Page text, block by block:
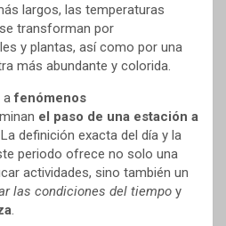
largos, las temperaturas
transforman por
y plantas, así como por una
más abundante y colorida.
afenómenos
el paso de una estación a
definición exacta del día y la
periodo ofrece no solo una
actividades, sino también un
las condiciones del tiempo y
.